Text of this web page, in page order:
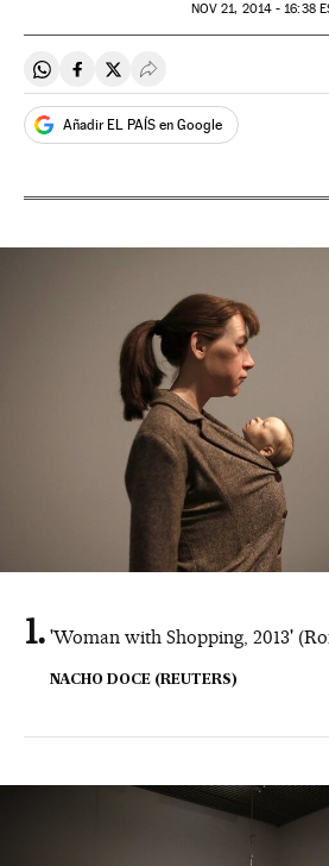
NOV 21, 2014 - 16:38
Compartir en Whatsapp
Compartir en Facebook
Compartir en Twitter
Desplegar Redes
Añadir EL PAÍS en Google
'Woman with Shopping, 2013'
NACHO DOCE (REUTERS)